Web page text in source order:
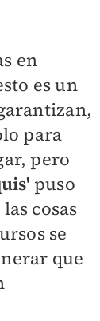
en
es un
para
pero
puso
cosas
se
que